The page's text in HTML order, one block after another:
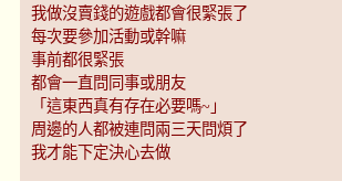
我做沒賣錢的遊戲都會很緊張了
每次要參加活動或幹嘛
事前都很緊張
都會一直問同事或朋友
「這東西真有存在必要嗎~」
周邊的人都被連問兩三天問煩了
我才能下定決心去做